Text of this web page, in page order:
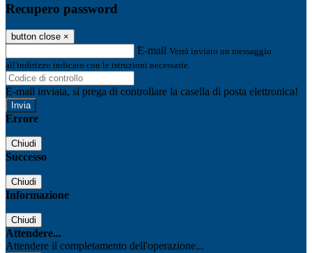
Recupero password
button close ×
E-mail Verrà inviato un messaggio
all'indirizzo indicato con le istruzioni necessarie.
E-mail inviata, si prega di controllare la casella di posta elettronica!
Errore
Chiudi
Successo
Chiudi
Informazione
Chiudi
Attendere...
Attendere il completamento dell'operazione...